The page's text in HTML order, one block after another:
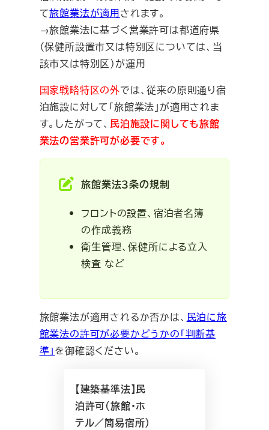
て旅館業法が適用されます。
→旅館業法に基づく営業許可は都道府県
（保健所設置市又は特別区については、当
該市又は特別区）が運用
国家戦略特区の外では、従来の原則通り宿
泊施設に対して「旅館業法」が適用されま
す。したがって、 民泊施設に関しても旅館
業法の営業許可が必要です。
旅館業法３条の規制
フロントの設置、宿泊者名簿
の作成義務
衛生管理、保健所による立入
検査 など
旅館業法が適用されるか否かは、 民泊に旅
館業法の許可が必要かどうかの「判断基
準」を御確認ください。
【建築基準法】民
泊許可（旅館・ホ
テル／簡易宿所）